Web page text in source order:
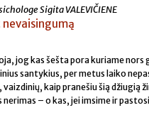
Sigita VALEVIČIENE
jog kas šešta pora kuriame nors
santykius, per metus laiko
kaip pranešiu šią džiugią
nerimas – o kas, jei imsime ir